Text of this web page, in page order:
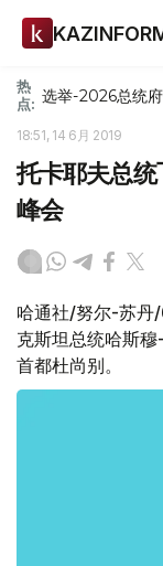
热
点: 选举-2026总统府
18:51, 14 6月 2019
托卡耶夫总
峰会
哈通社/努尔-苏丹
克斯坦总统哈斯穆
首都杜尚别。